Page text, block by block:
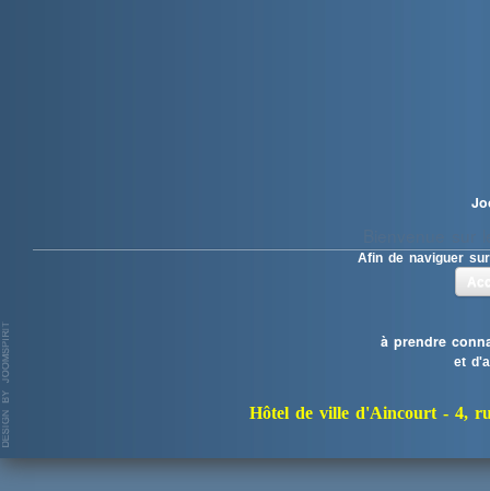
Afin de naviguer
à prendre
et
Hôtel de ville d'Aincourt - 4,